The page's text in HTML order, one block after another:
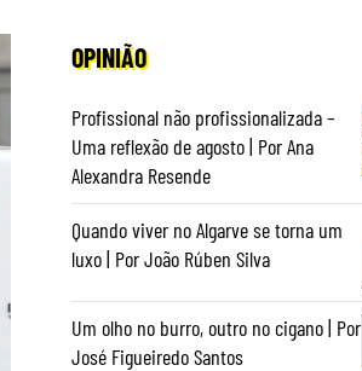
OPINIÃO
Profissional não profissionalizada –
Uma reflexão de agosto | Por Ana
Alexandra Resende
Quando viver no Algarve se torna um
luxo | Por João Rúben Silva
Um olho no burro, outro no cigano | Por
José Figueiredo Santos